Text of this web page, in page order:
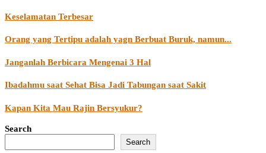
Keselamatan Terbesar
Orang yang Tertipu adalah yagn Berbuat Buruk, namun...
Janganlah Berbicara Mengenai 3 Hal
Ibadahmu saat Sehat Bisa Jadi Tabungan saat Sakit
Kapan Kita Mau Rajin Bersyukur?
Search
Search